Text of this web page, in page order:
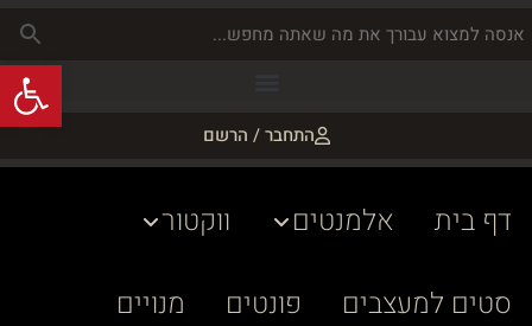
התחבר / הרשם
דף בית אלמנטים
ווקטור
סטים למעצבים
פונטים
מנויים